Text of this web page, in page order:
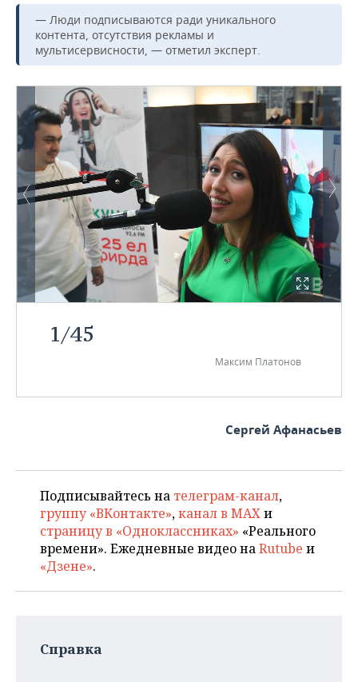
— Люди подписываются ради уникального
контента, отсутствия рекламы и
мультисервисности, — отметил эксперт.
1/45
Максим Платонов
Сергей Афанасьев
Подписывайтесь на телеграм-канал,
группу «ВКонтакте»,канал в MAXи
страницу в «Одноклассниках» «Реального
времени». Ежедневные видео наRutube и
«Дзене».
Справка